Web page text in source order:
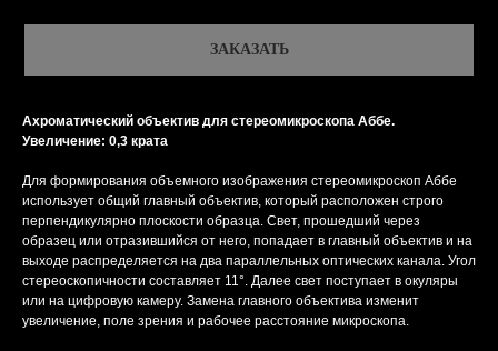
ЗАКАЗАТЬ
Ахроматический объектив для стереомикроскопа Аббе.
Увеличение: 0,3 крата
Для формирования объемного изображения стереомикроскоп Аббе
использует общий главный объектив, который расположен строго
перпендикулярно плоскости образца. Свет, прошедший через
образец или отразившийся от него, попадает в главный объектив и на
выходе распределяется на два параллельных оптических канала. Угол
стереоскопичности составляет 11°. Далее свет поступает в окуляры
или на цифровую камеру. Замена главного объектива изменит
увеличение, поле зрения и рабочее расстояние микроскопа.